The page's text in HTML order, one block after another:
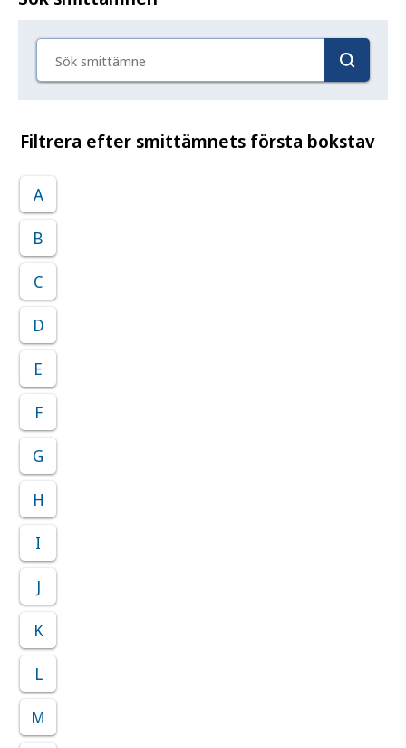
Filtrera efter smittämnets första bokstav
A
B
C
D
E
F
G
H
I
J
K
L
M